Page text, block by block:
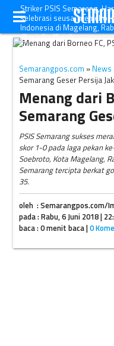
Striker PSIS Semarang,
selebrasi seusai menjebol
Indonesia di Magelang,
@psisfcofficial)
Semarangpos.com » News
Semarang Geser Persija
Menang dari
Semarang
PSIS Semarang sukses
skor 1-0 pada laga pekan
Soebroto, Kota Magelang,
Semarang tercipta berkat
35.
oleh : Semarangpos.com/
pada : Rabu, 6 Juni 2018 |
baca : 0 menit baca |0